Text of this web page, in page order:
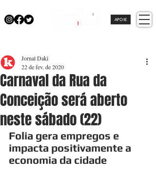
APOIE
Carnaval da Rua da
Conceição será aberto
neste sábado (22)
Jornal Daki
22 de fev. de 2020
Folia gera empregos e
impacta positivamente a
economia da cidade